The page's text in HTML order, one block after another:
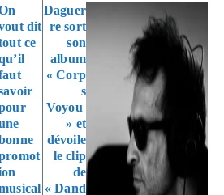
dit
ce
Daguer
re sort
son
album
« Corp
s
Voyou
» et
dévoile
le clip
de
« Dand